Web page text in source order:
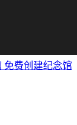
免费创建纪念馆